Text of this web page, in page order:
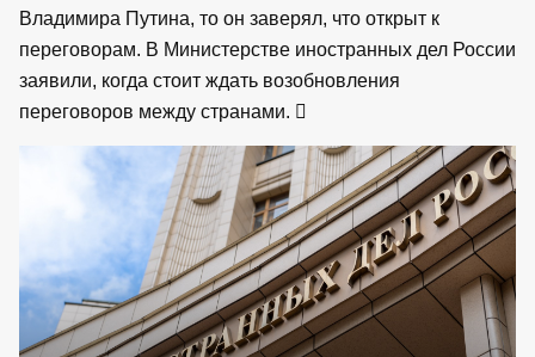
Владимира Путина, то он заверял, что открыт к
переговорам. В Министерстве иностранных дел России
заявили, когда стоит ждать возобновления
переговоров между странами.